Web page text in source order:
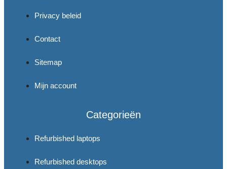
Privacy beleid
Contact
Sitemap
Mijn account
Categorieën
Refurbished laptops
Refurbished desktops